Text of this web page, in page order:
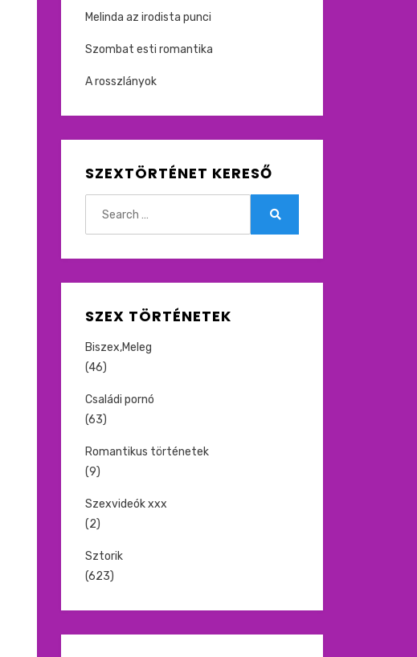
Melinda az irodista punci
Szombat esti romantika
A rosszlányok
SZEXTÖRTÉNET KERESŐ
SZEX TÖRTÉNETEK
Biszex,Meleg
(46)
Családi pornó
(63)
Romantikus történetek
(9)
Szexvideók xxx
(2)
Sztorik
(623)